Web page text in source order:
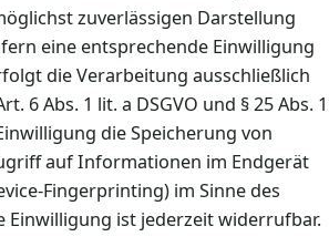
zuverlässigen Darstellung
eine entsprechende Einwilligung
die Verarbeitung ausschließlich
6 Abs. 1 lit. a DSGVO und § 25 Abs. 1
die Speicherung von
auf Informationen im Endgerät
Fingerprinting) im Sinne des
Einwilligung ist jederzeit widerrufbar.